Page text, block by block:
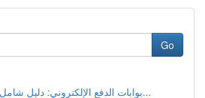
Go
بوابات الدفع الإلكتروني: دليل شامل للمتاجر الإل...